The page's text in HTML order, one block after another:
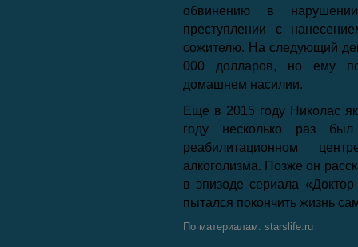
обвинению в
преступлении с
сожителю. На следующий
000 долларов, но ему
домашнем насилии.
Еще в 2015 году Николас
году несколько раз
реабилитационном
алкоголизма. Позже он
в эпизоде сериала
пытался покончить жизнь
По материалам: starslife.ru